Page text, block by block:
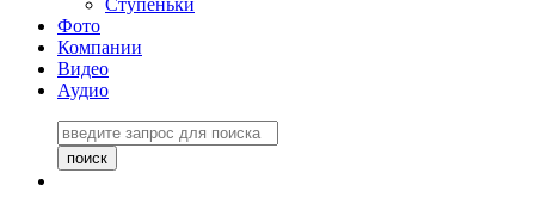
Фото
Компании
Видео
Аудио